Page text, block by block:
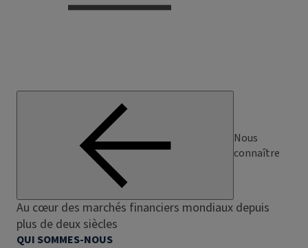
Nous
connaître
Au cœur des marchés financiers mondiaux depuis
plus de deux siècles
QUI SOMMES-NOUS